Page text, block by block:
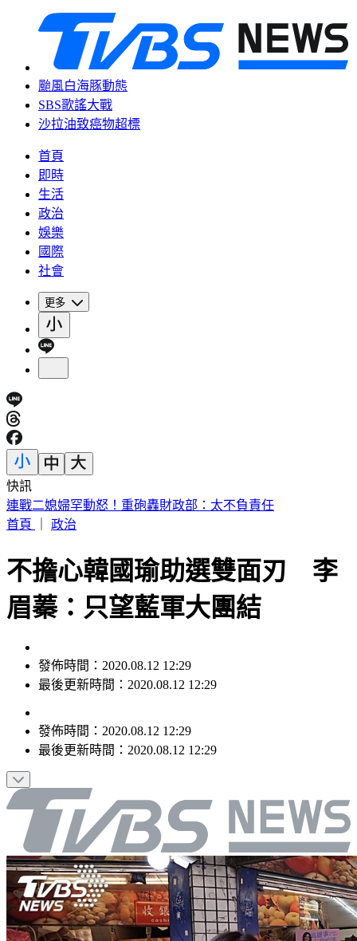
颱風白海豚動態
SBS歌謠大戰
沙拉油致癌物超標
首頁
即時
生活
政治
娛樂
國際
社會
更多
快訊
美股反彈藏隱憂？專家示警「恐重演1987年崩盤慘況」
首頁
政治
不擔心韓國瑜助選雙面刃 李
眉蓁：只望藍軍大團結
發佈時間：2020.08.12 12:29
最後更新時間：2020.08.12 12:29
發佈時間： 2020.08.12 12:29
最後更新時間： 2020.08.12 12:29